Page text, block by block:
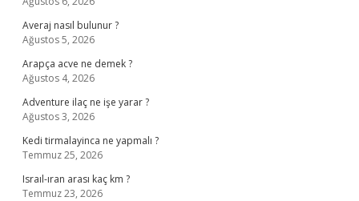
Averaj nasıl bulunur ?
Ağustos 5, 2026
Arapça acve ne demek ?
Ağustos 4, 2026
Adventure ilaç ne işe yarar ?
Ağustos 3, 2026
Kedi tirmalayinca ne yapmalı ?
Temmuz 25, 2026
Israıl-ıran arası kaç km ?
Temmuz 23, 2026